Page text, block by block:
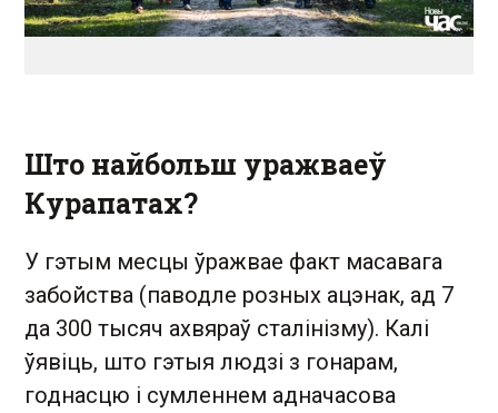
Што найбольш уражваеў
Курапатах?
У гэтым месцы ўражвае факт масавага
забойства (паводле розных ацэнак, ад 7
да 300 тысяч ахвяраў сталінізму). Калі
ўявіць, што гэтыя людзі з гонарам,
годнасцю і сумленнем адначасова